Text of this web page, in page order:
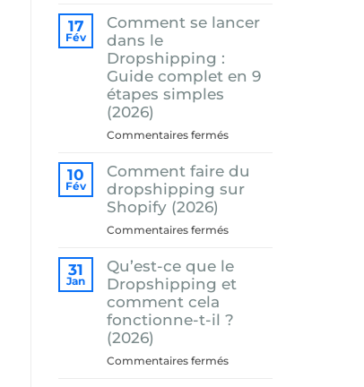
rentable
?
meilleures
recherche
vente
ligne
(Guide
17
Fév
Comment se lancer
dans le
Dropshipping :
Guide complet en 9
étapes simples
(2026)
Commentaires ferméssur
se
lancer
Dropshipping
Guide
complet
9
10
Fév
Comment faire du
dropshipping sur
Shopify (2026)
Commentaires ferméssur
faire
du
sur
31
Jan
Qu’est-ce que le
Dropshipping et
comment cela
fonctionne-t-il ?
(2026)
Commentaires ferméssur